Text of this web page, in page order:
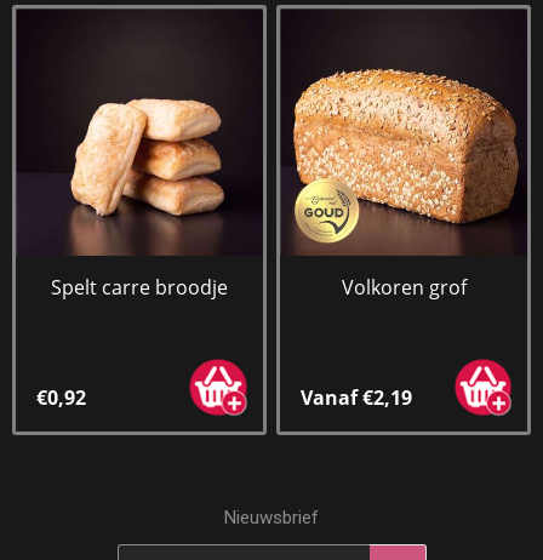
Spelt carre broodje
€0,92
Volkoren grof
Vanaf €2,19
Nieuwsbrief